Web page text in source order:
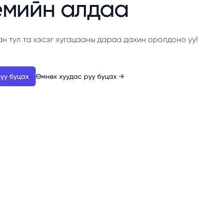
алдаа
тул та хэсэг хугацааны дараа дахин оролдоно уу!
буцах Өмнөх хуудас руу буцах →